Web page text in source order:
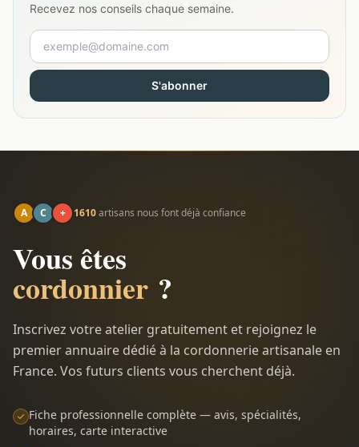
Recevez nos conseils chaque semaine.
S'abonner
A C + 1610artisans nous font déjà confiance
Vous êtes
cordonnier ?
Inscrivez votre atelier gratuitement et rejoignez le
premier annuaire dédié à la cordonnerie artisanale en
France. Vos futurs clients vous cherchent déjà.
Fiche professionnelle complète — avis, spécialités,
horaires, carte interactive